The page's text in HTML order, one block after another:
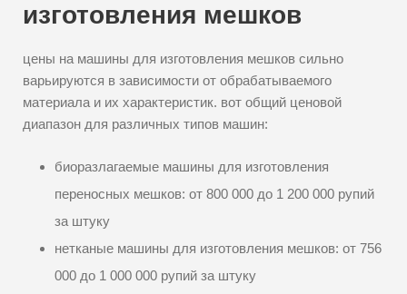
изготовления мешков
цены на машины для изготовления мешков сильно
варьируются в зависимости от обрабатываемого
материала и их характеристик. вот общий ценовой
диапазон для различных типов машин:
биоразлагаемые машины для изготовления
переносных мешков: от 800 000 до 1 200 000 рупий
за штуку
нетканые машины для изготовления мешков: от 756
000 до 1 000 000 рупий за штуку